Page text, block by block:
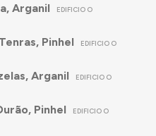
Arganil EDIFICIO O
Pinhel EDIFICIO O
Arganil EDIFICIO O
Pinhel EDIFICIO O